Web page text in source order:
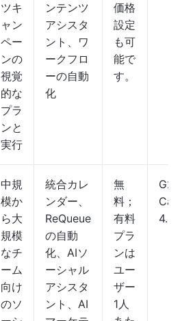
ツキ
ャン
ペー
ンの
視覚
的な
プラ
ンと
実行
ンテンツ
アシスタ
ント、ワ
ークフロ
ーの自動
化
価格
設定
も可
能で
す。
中規
模か
ら大
規模
なチ
ーム
向け
のソ
統合カレ
ンダー、
ReQueue
の自動
化、AIソ
ーシャル
アシスタ
ント、AI
無
料；
有料
プラ
ンは
ユー
ザー
1人
G2:
4.4/